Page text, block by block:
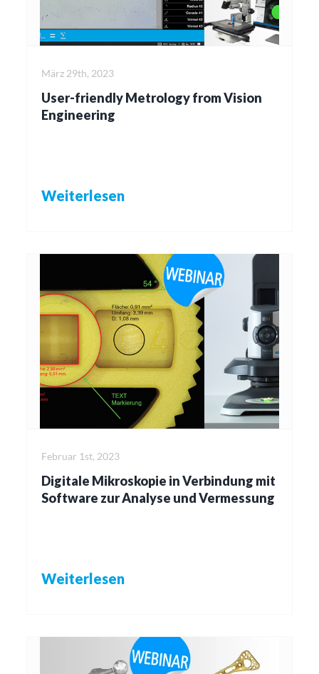
User-friendly Metrology from Vision
Engineering
März 29th, 2023
Weiterlesen
Digitale Mikroskopie in Verbindung mit
Software zur Analyse und Vermessung
Februar 1st, 2023
Weiterlesen